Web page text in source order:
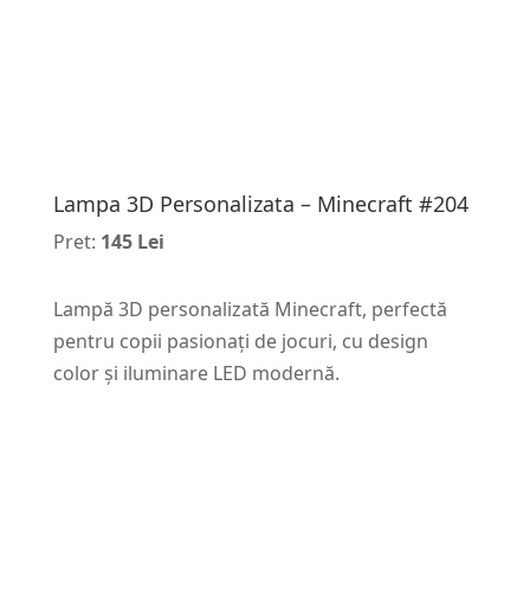
Lampa 3D Personalizata – Minecraft #204
Pret: 145 Lei
Lampă 3D personalizată Minecraft, perfectă
pentru copii pasionați de jocuri, cu design
color și iluminare LED modernă.